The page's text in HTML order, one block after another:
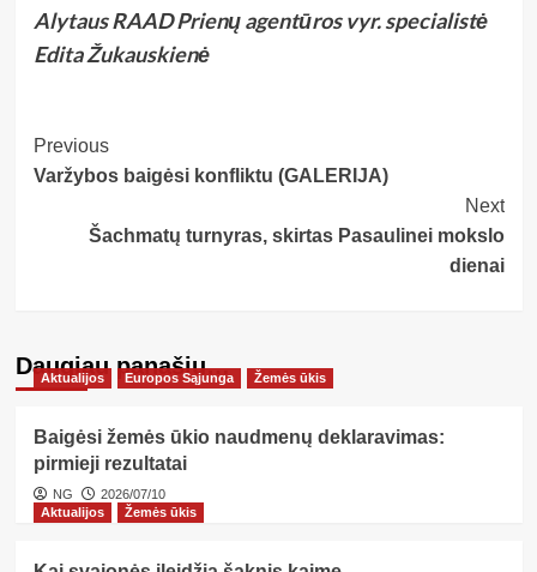
Alytaus RAAD Prienų agentūros vyr. specialistė
Edita Žukauskienė
Post
Navigation
Previous
Varžybos baigėsi konfliktu (GALERIJA)
Next
Šachmatų turnyras, skirtas Pasaulinei mokslo
dienai
Daugiau panašių…
Aktualijos Europos Sąjunga Žemės ūkis
Baigėsi žemės ūkio naudmenų deklaravimas:
pirmieji rezultatai
NG
2026/07/10
Aktualijos
Žemės ūkis